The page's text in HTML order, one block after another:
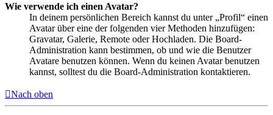
Wie verwende ich einen Avatar?
In deinem persönlichen Bereich kannst du unter „Profil“ einen
Avatar über eine der folgenden vier Methoden hinzufügen:
Gravatar, Galerie, Remote oder Hochladen. Die Board-
Administration kann bestimmen, ob und wie die Benutzer
Avatare benutzen können. Wenn du keinen Avatar benutzen
kannst, solltest du die Board-Administration kontaktieren.
Nach oben